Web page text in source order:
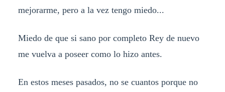
mejorarme, pero a la vez tengo miedo...
Miedo de que si sano por completo Rey de nuevo
me vuelva a poseer como lo hizo antes.
En estos meses pasados, no se cuantos porque no